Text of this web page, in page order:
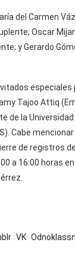
del Carmen
Oscar
y Gerardo
Tajoo Attiq
de la
Cabe
de registros
a 16:00 horas
VK